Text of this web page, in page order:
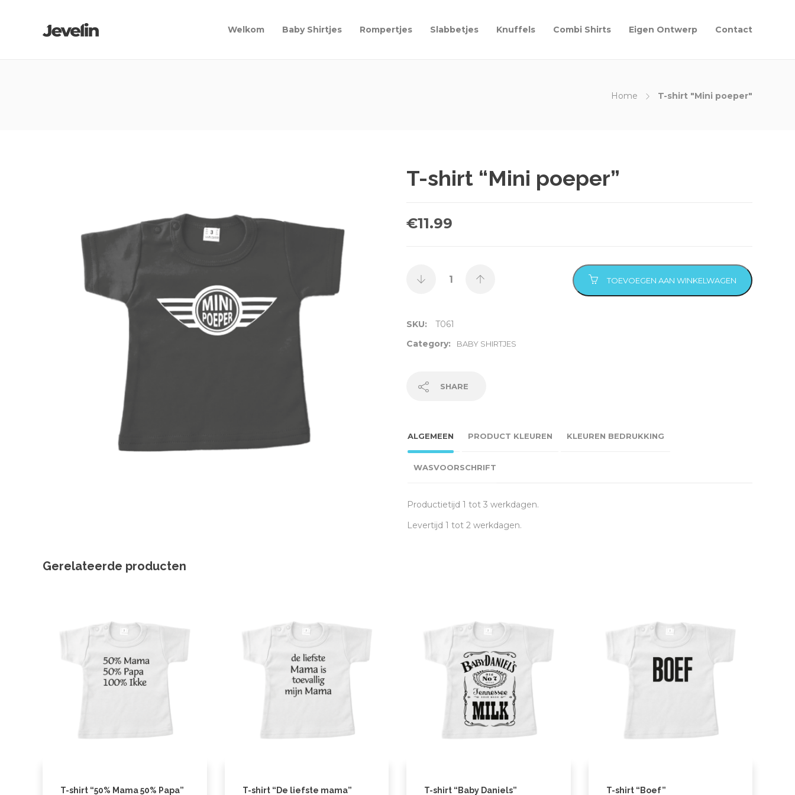
Welkom Baby Shirtjes Rompertjes Slabbetjes Knuffels Combi Shirts Eigen Ontwerp Contact
Home T-shirt "Mini poeper"
T-shirt “Mini poeper”
€11.99
TOEVOEGEN AAN WINKELWAGEN
SKU:
T061
Category:
BABY SHIRTJES
SHARE
ALGEMEEN PRODUCT KLEUREN KLEUREN BEDRUKKING
WASVOORSCHRIFT
Productietijd 1 tot 3 werkdagen.
Levertijd 1 tot 2 werkdagen.
Gerelateerde producten
T-shirt “50% Mama 50% Papa” T-shirt “De liefste mama” T-shirt “Baby Daniels” T-shirt “Boef”